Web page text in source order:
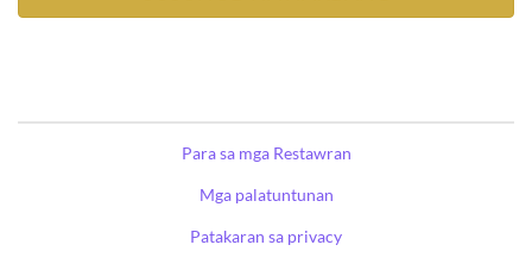
Para sa mga Restawran
Mga palatuntunan
Patakaran sa privacy